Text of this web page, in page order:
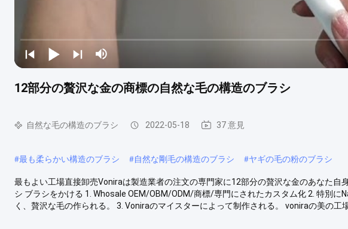
12部分の贅沢な金の商標の自然な毛の構造のブラシ
自然な毛の構造のブラシ 2022-05-18 37 意見
#最も柔らかい構造のブラシ #自然な剛毛の構造のブラシ #ヤギの毛の粉のブラシ
最もよい工場直接卸売Voniraは製造業者の注文の専門家に12部分の贅沢な金のあなた自
シ ブラシをかける 1. Whosale OEM/OBM/ODM/商標/専門にされたカスタム化 2. 特別
く、贅沢な毛の作られる。 3. Voniraのマイスターによって制作される。 voniraの美の工場